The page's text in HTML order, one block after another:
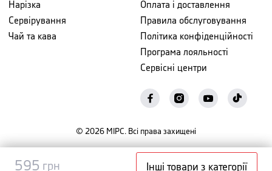
595 грн
595 грн Інші товари з категорії
Нарізка
Сервірування
Чай та кава
Оплата і доставлення
Правила обслуговування
Політика конфіденційності
Програма лояльності
Сервісні центри
© 2026 МІРС. Всі права захищені